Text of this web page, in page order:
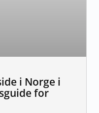
i Norge i
for